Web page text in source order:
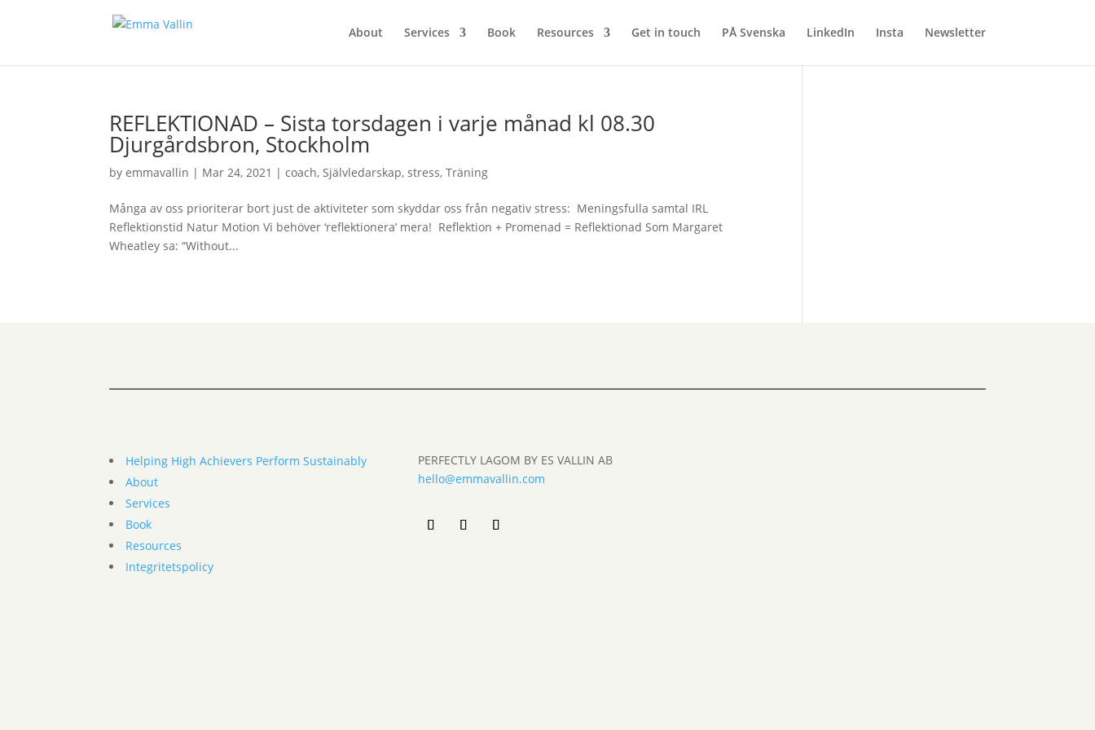
About Services Book Resources Get in touch PÅ Svenska LinkedIn Insta Newsletter
REFLEKTIONAD – Sista torsdagen i varje månad kl 08.30
Djurgårdsbron, Stockholm
byemmavallin | Mar 24, 2021 |coach,Självledarskap,stress,Träning
Många av oss prioriterar bort just de aktiviteter som skyddar oss från negativ stress: Meningsfulla samtal IRL
Reflektionstid Natur Motion Vi behöver ‘reflektionera’ mera! Reflektion + Promenad = Reflektionad Som Margaret
Wheatley sa: “Without...
Helping High Achievers Perform Sustainably
About
Services
Book
Resources
Integritetspolicy
PERFECTLY LAGOM BY ES VALLIN AB
hello@emmavallin.com